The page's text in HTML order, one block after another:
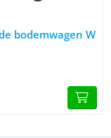
Verende
bodemwagen W